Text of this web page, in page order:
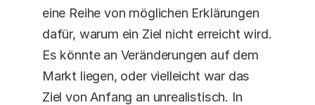
eine Reihe von möglichen Erklärungen
dafür, warum ein Ziel nicht erreicht wird.
Es könnte an Veränderungen auf dem
Markt liegen, oder vielleicht war das
Ziel von Anfang an unrealistisch. In